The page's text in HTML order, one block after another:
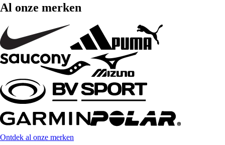
Al onze merken
Ontdek al onze merken